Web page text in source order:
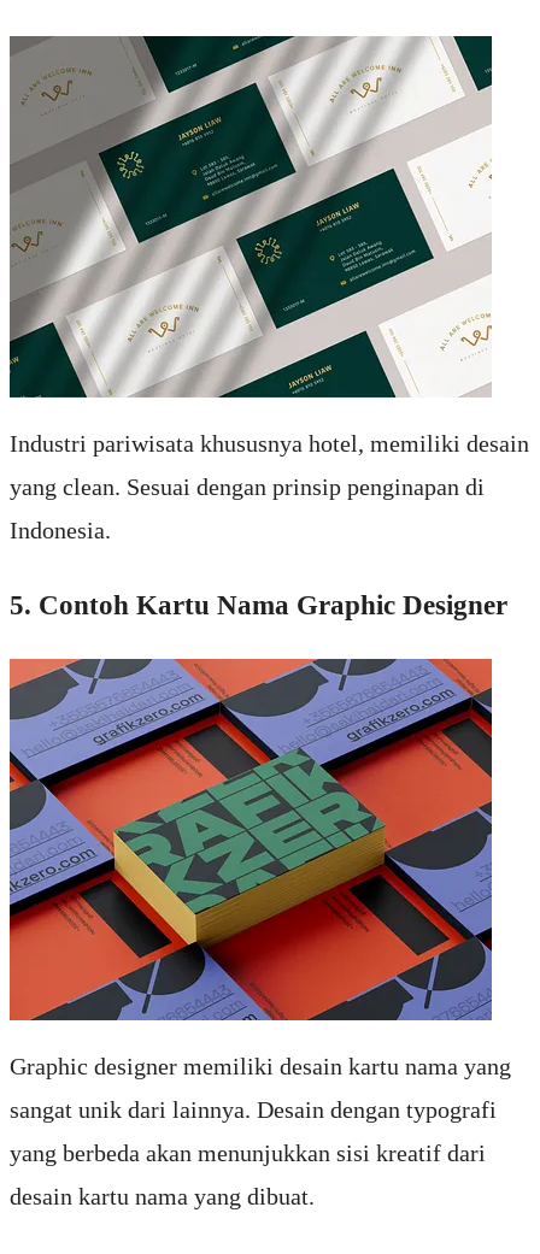
Industri pariwisata khususnya hotel, memiliki desain
yang clean. Sesuai dengan prinsip penginapan di
Indonesia.
5. Contoh Kartu Nama Graphic Designer
Graphic designer memiliki desain kartu nama yang
sangat unik dari lainnya. Desain dengan typografi
yang berbeda akan menunjukkan sisi kreatif dari
desain kartu nama yang dibuat.